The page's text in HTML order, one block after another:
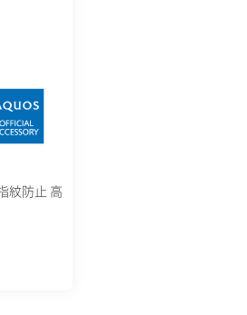
紋防止 高